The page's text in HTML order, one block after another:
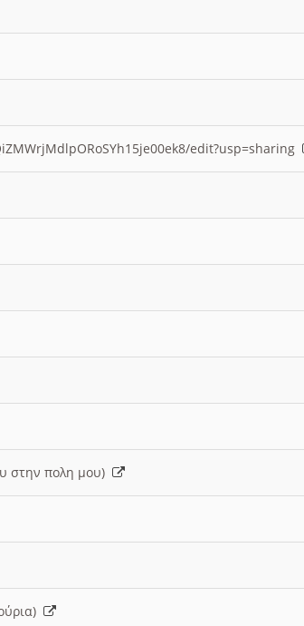
edit?usp=sharing
στην πολη μου)